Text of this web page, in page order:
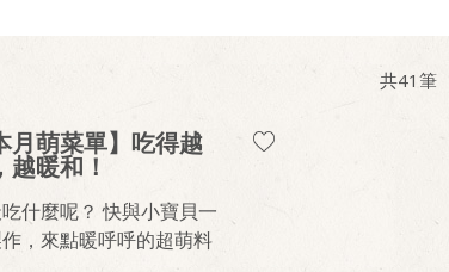
得沁涼又滿足。備
餐變簡單了，省下
的時間更能陪家人
好好說頓飯。
共41 筆
月萌菜單】吃得越
越暖和！
什麼呢？ 快與小寶貝一
，來點暖呼呼的超萌料